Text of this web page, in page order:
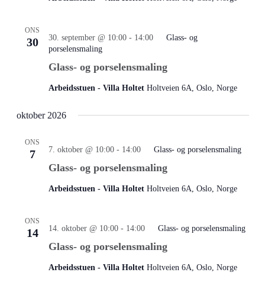
ONS
30
Glass- og porselensmaling
30. september @ 10:00- 14:00
Glass- og
porselensmaling
Arbeidsstuen - Villa Holtet Holtveien 6A, Oslo, Norge
oktober 2026
ONS
7
Glass- og porselensmaling
7. oktober @ 10:00- 14:00 Glass- og porselensmaling
Arbeidsstuen - Villa Holtet Holtveien 6A, Oslo, Norge
ONS
14
Glass- og porselensmaling
14. oktober @ 10:00- 14:00 Glass- og porselensmaling
Arbeidsstuen - Villa Holtet Holtveien 6A, Oslo, Norge